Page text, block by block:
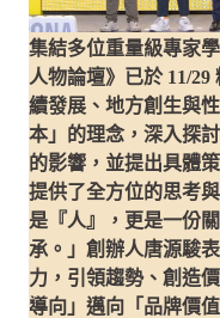
集結多位重量級專家
人物論壇》已於 11/
續發展、地方創生與
本」的理念，深入探
的影響，並提出具體
提供了全方位的思考
是『人』，更是一份
承。」創辦人唐源駿
力，引領趨勢、創造
導向」邁向「品牌價值